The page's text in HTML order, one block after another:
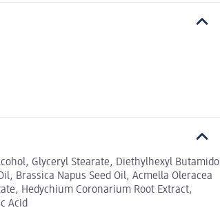
Glyceryl Stearate, Diethylhexyl Butamido
Brassica Napus Seed Oil, Acmella Oleracea
Hedychium Coronarium Root Extract,
Acid